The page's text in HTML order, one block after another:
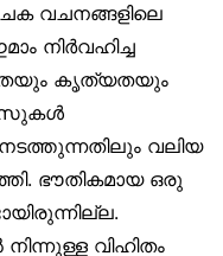
വചനങ്ങളിലെ
നിര്‍വഹിച്ച
കൃത്യതയും
വലിയ
ഭൗതികമായ ഒരു
വിഹിതം